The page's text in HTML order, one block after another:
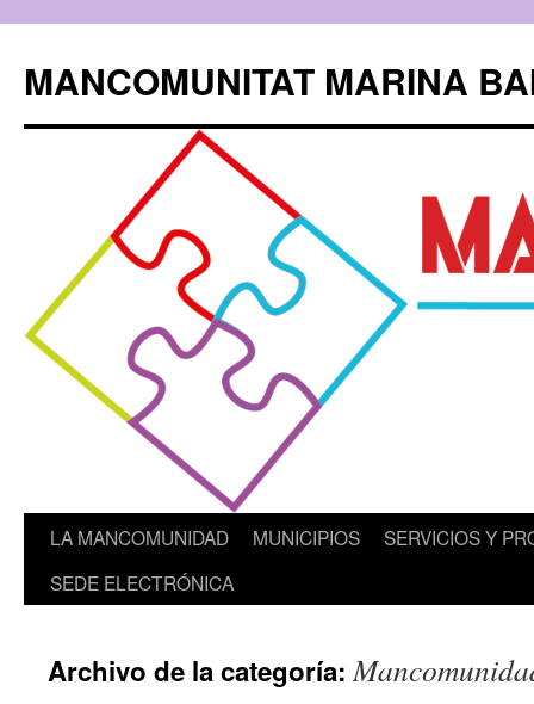
contenido
MANCOMUNITAT MARINA
LA MANCOMUNIDAD MUNICIPIOS
SERVICIOS Y
SEDE ELECTRÓNICA
Archivo de la categoría: